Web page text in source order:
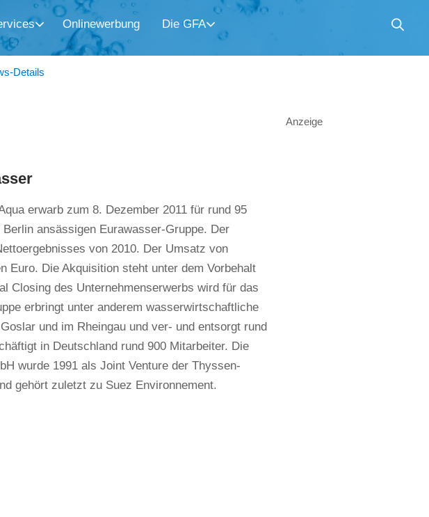
Onlinewerbung Die GFA
Details
erwarb zum 8. Dezember 2011 für rund 95
ansässigen Eurawasser-Gruppe. Der
von 2010. Der Umsatz von
Euro. Die Akquisition steht unter dem Vorbehalt
Closing des Unternehmenserwerbs wird für das
erbringt unter anderem wasserwirtschaftliche
und im Rheingau und ver- und entsorgt rund
in Deutschland rund 900 Mitarbeiter. Die
wurde 1991 als Joint Venture der Thyssen-
gehört zuletzt zu Suez Environnement.
Anzeige